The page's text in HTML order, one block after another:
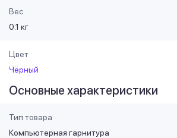
Вес
0.1 кг
Цвет
Чёрный
Основные характеристики
Тип товара
Компьютерная гарнитура